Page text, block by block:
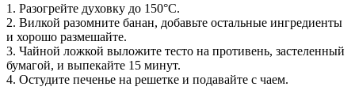
1. Разогрейте духовку до 150°С.
2. Вилкой разомните банан, добавьте остальные ингредиенты
и хорошо размешайте.
3. Чайной ложкой выложите тесто на противень, застеленный
бумагой, и выпекайте 15 минут.
4. Остудите печенье на решетке и подавайте с чаем.